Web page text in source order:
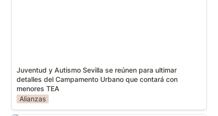
Juventud y Autismo Sevilla se reúnen para ultimar
detalles del Campamento Urbano que contará con
menores TEA
Alianzas